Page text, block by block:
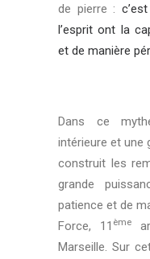
de pierre :
l’esprit ont la
et de manière
Dans ce
intérieure et une
construit les
grande
patience et de
Force, 11 ème
Marseille. Sur